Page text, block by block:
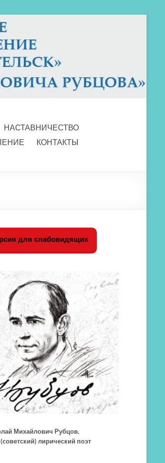
НАСТАВНИЧЕСТВО
КОНТАКТЫ
для слабовидящих
Михайлович Рубцов,
лирический поэт